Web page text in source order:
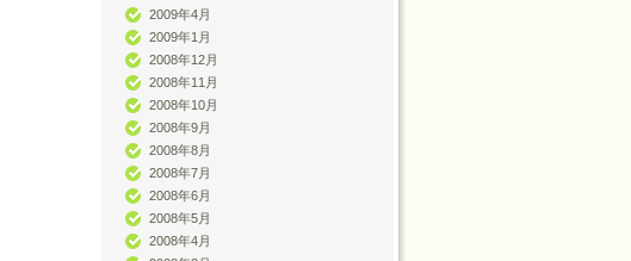
2009年4月
2009年1月
2008年12月
2008年11月
2008年10月
2008年9月
2008年8月
2008年7月
2008年6月
2008年5月
2008年4月